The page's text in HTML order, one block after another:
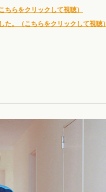
らをクリックして視聴）
。（こちらをクリックして視聴）